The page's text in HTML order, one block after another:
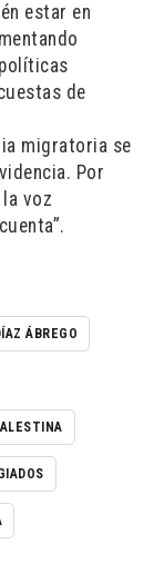
estar en
de
migratoria se
Por
voz
ÁBREGO